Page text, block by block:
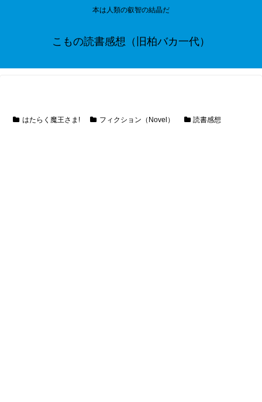
本は人類の叡智の結晶だ
こもの読書感想（旧柏バカ一代）
はたらく魔王さま! フィクション（Novel） 読書感想